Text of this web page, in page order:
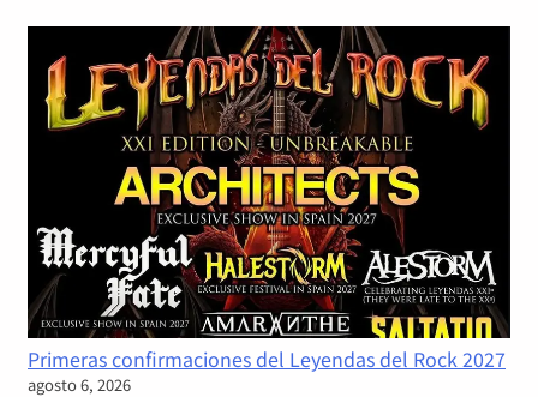
Primeras confirmaciones del Leyendas del Rock 2027
agosto 6, 2026